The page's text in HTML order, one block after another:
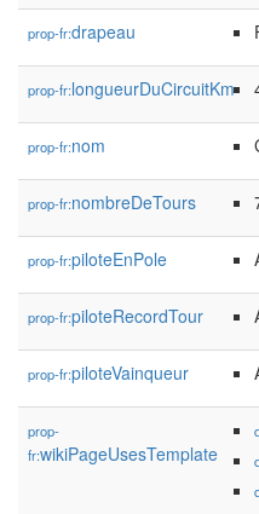
prop-fr:drapeau
prop-fr:longueurDuCircuitKm
prop-fr:nom
prop-fr:nombreDeTours
prop-fr:piloteEnPole
prop-fr:piloteRecordTour
prop-fr:piloteVainqueur
prop-
fr:wikiPageUsesTemplate